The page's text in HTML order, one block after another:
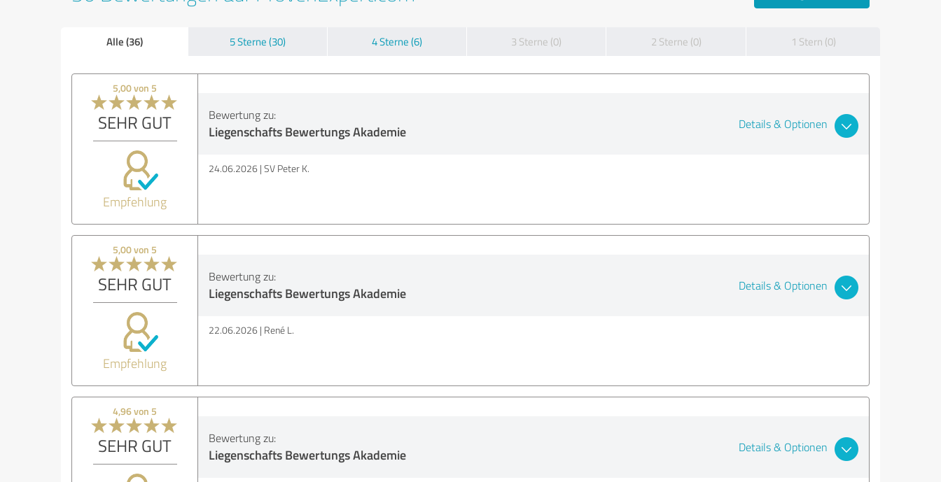
Alle (36) 5 Sterne (30) 4 Sterne (6) 3 Sterne (0) 2 Sterne (0) 1 Stern (0)
5,00 von 5
SEHR GUT
Empfehlung
Bewertung zu:
Liegenschafts Bewertungs Akademie Details & Optionen
24.06.2026 SV Peter K.
5,00 von 5
SEHR GUT
Empfehlung
Bewertung zu:
Liegenschafts Bewertungs Akademie Details & Optionen
22.06.2026 René L.
4,96 von 5
SEHR GUT Bewertung zu:
Liegenschafts Bewertungs Akademie Details & Optionen